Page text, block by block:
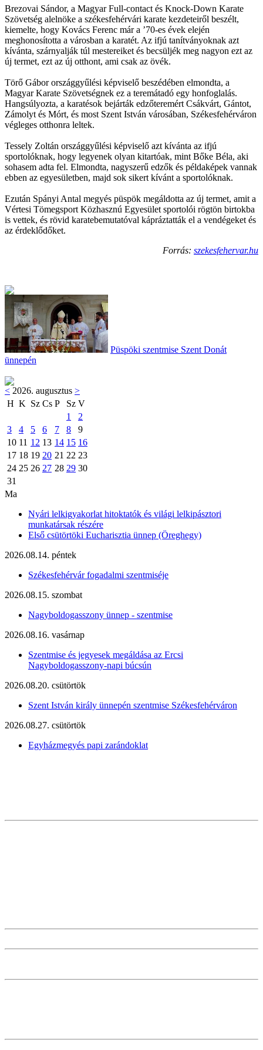
Brezovai Sándor, a Magyar Full-contact és Knock-Down Karate
Szövetség alelnöke a székesfehérvári karate kezdeteiről beszélt,
kiemelte, hogy Kovács Ferenc már a ’70-es évek elején
meghonosította a városban a karatét. Az ifjú tanítványoknak azt
kívánta, szárnyalják túl mestereiket és becsüljék meg nagyon ezt az
új termet, ezt az új otthont, ami csak az övék.
Törő Gábor országgyűlési képviselő beszédében elmondta, a
Magyar Karate Szövetségnek ez a teremátadó egy honfoglalás.
Hangsúlyozta, a karatésok bejárták edzőteremért Csákvárt, Gántot,
Zámolyt és Mórt, és most Szent István városában, Székesfehérváron
végleges otthonra leltek.
Tessely Zoltán országgyűlési képviselő azt kívánta az ifjú
sportolóknak, hogy legyenek olyan kitartóak, mint Bőke Béla, aki
sohasem adta fel. Elmondta, nagyszerű edzők és példaképek vannak
ebben az egyesületben, majd sok sikert kívánt a sportolóknak.
Ezután Spányi Antal megyés püspök megáldotta az új termet, amit a
Vértesi Tömegsport Közhasznú Egyesület sportolói rögtön birtokba
is vettek, és rövid karatebemutatóval kápráztatták el a vendégeket és
az érdeklődőket.
Forrás: szekesfehervar.hu
Püspöki szentmise Szent Donát
ünnepén
< 2026. augusztus >
H K Sz Cs P Sz V
1
2
3
4 5 6 7 8
9
10 11 12 13 14 15 16
17 18 19 20 21 22 23
24 25 26 27 28 29 30
31
Ma
Nyári lelkigyakorlat hitoktatók és világi lelkipásztori
munkatársak részére
Első csütörtöki Eucharisztia ünnep (Öreghegy)
2026.08.14. péntek
Székesfehérvár fogadalmi szentmiséje
2026.08.15. szombat
Nagyboldogasszony ünnep - szentmise
2026.08.16. vasárnap
Szentmise és jegyesek megáldása az Ercsi
Nagyboldogasszony-napi búcsún
2026.08.20. csütörtök
Szent István király ünnepén szentmise Székesfehérváron
2026.08.27. csütörtök
Egyházmegyés papi zarándoklat